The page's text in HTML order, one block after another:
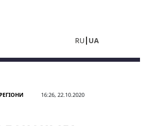
RU UA
РЕГІОНИ 16:26, 22.10.2020